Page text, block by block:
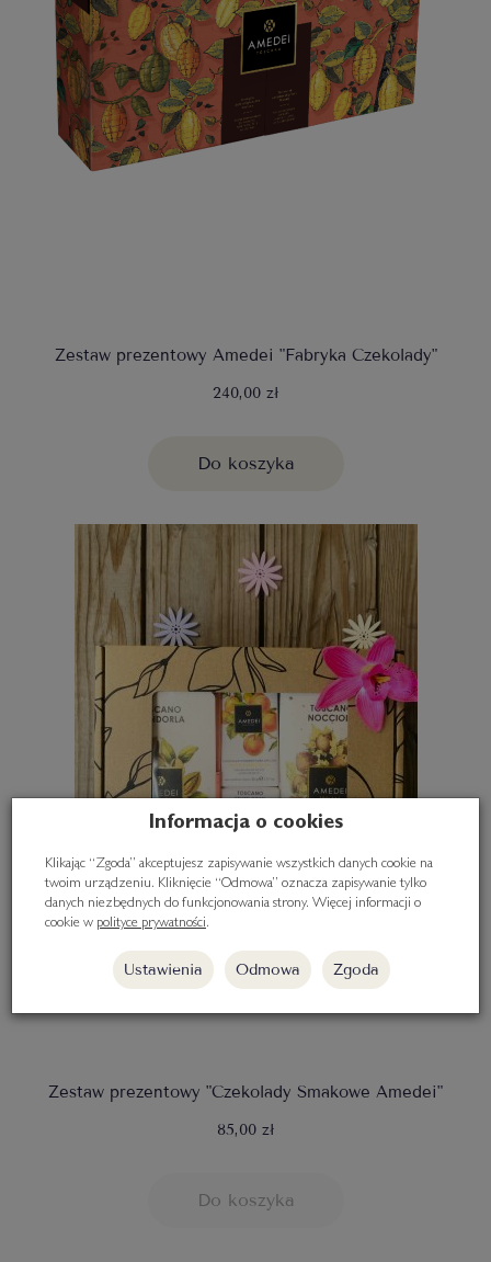
Zestaw prezentowy Amedei "Fabryka Czekolady"
240,00 zł
Do koszyka
Zestaw prezentowy "Czekolady Smakowe Amedei"
85,00 zł
Do koszyka
Informacja o cookies
Klikając “Zgoda” akceptujesz zapisywanie wszystkich danych cookie na
twoim urządzeniu. Kliknięcie “Odmowa” oznacza zapisywanie tylko
danych niezbędnych do funkcjonowania strony. Więcej informacji o
cookie w polityce prywatności.
Ustawienia Odmowa Zgoda